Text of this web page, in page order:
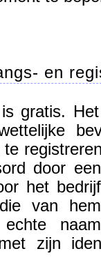
en
gratis.
door
het
van
echte
met zijn